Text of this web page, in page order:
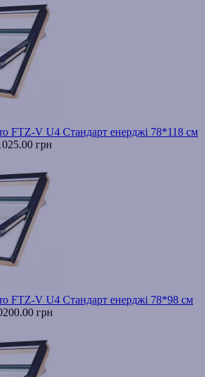
FTZ-V U4 Стандарт енерджі 78*118 см
грн
FTZ-V U4 Стандарт енерджі 78*98 см
грн